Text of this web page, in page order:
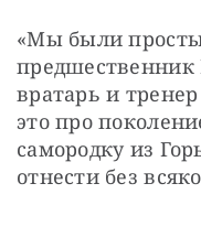
«Мы были
предшественник
вратарь и
это про
самородку из
отнести без